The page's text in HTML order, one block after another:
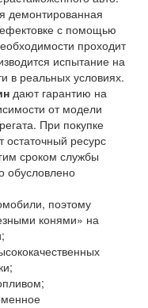
демонтированная
с помощью
проходит
испытание на
в реальных условиях.
дают гарантию на
от модели
При покупке
остаточный ресурс
сроком службы
обусловлено
поэтому
конями» на